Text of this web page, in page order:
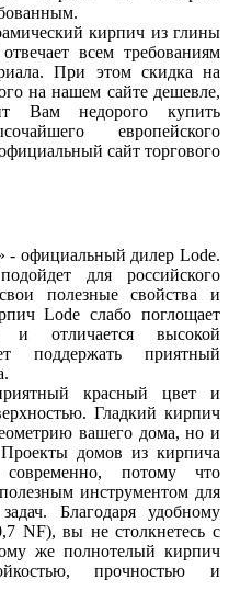
кирпич из глины
всем требованиям
При этом скидка на
на нашем сайте дешевле,
Вам недорого купить
европейского
сайт торгового
- официальный дилер Lode.
для российского
полезные свойства и
Lode слабо поглощает
и отличается высокой
поддержать приятный
красный цвет и
Гладкий кирпич
вашего дома, но и
домов из кирпича
потому что
инструментом для
Благодаря удобному
NF), вы не столкнетесь с
же полнотелый кирпич
прочностью и